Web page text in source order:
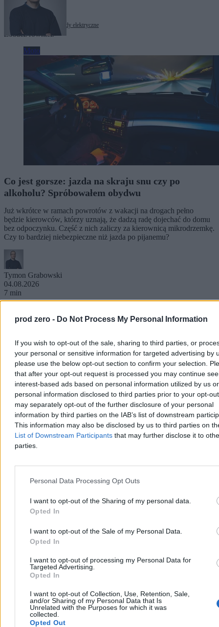
prod zero - Do Not Process My Personal Information
If you wish to opt-out of the sale, sharing to third parties, or
your personal or sensitive information for targeted advertising by
please use the below opt-out section to confirm your selection.
that after your opt-out request is processed you may continue
interest-based ads based on personal information utilized by us or
personal information disclosed to third parties prior to your opt-
may separately opt-out of the further disclosure of your personal
information by third parties on the IAB’s list of downstream
This information may also be disclosed by us to third parties on
List of Downstream Participants that may further disclose it to
parties.
Personal Data Processing Opt Outs
I want to opt-out of the Sharing of my personal data.
Opted In
I want to opt-out of the Sale of my Personal Data.
Opted In
I want to opt-out of processing my Personal Data for
Targeted Advertising.
Opted In
I want to opt-out of Collection, Use, Retention, Sale,
and/or Sharing of my Personal Data that Is
Unrelated with the Purposes for which it was
collected.
Opted Out
samochody elektryczne
Zobacz również
Moto
Co jest gorsze: jazda na skraju snu czy po
alkoholu? Spróbowałem obydwu
Już wkrótce w ramach powrotów z wakacji na drogach pełno
będzie kierowców, którzy uznają, że dadzą radę dojechać do domu
bez odpoczynku. Część z nich zaliczy za kierownicą mikrodrzemkę.
Czy to bardziej niebezpieczne niż jazda po pijanemu?
Tymon Grabowski
04.08.2026
7 min
80 km/h na hulajnodze elektrycznej? Da się
przewidywałem szybki wzrost ich popularności jako środka
transportu osobistego. Dziś widzę, że ich rozwój poszedł w stronę
elektryczną, nie dając się złapać?”.
Tymon Grabowski
04.08.2026
Moto